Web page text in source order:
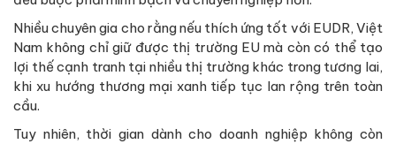
Nhiều chuyên gia cho rằng nếu thích ứng tốt với EUDR, Việt
Nam không chỉ giữ được thị trường EU mà còn có thể tạo
lợi thế cạnh tranh tại nhiều thị trường khác trong tương lai,
khi xu hướng thương mại xanh tiếp tục lan rộng trên toàn
cầu.
Tuy nhiên, thời gian dành cho doanh nghiệp không còn